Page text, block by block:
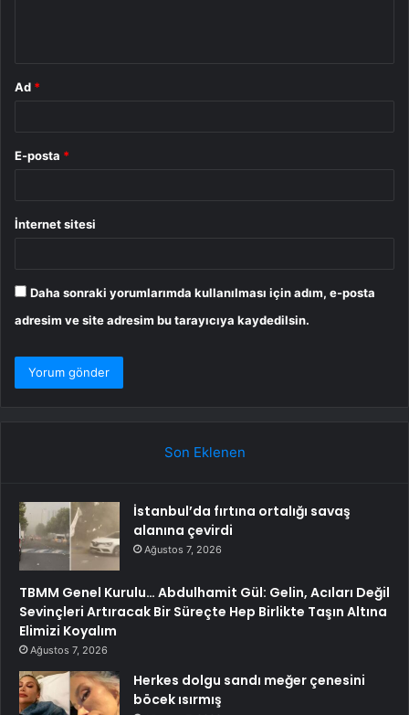
Ad *
E-posta *
İnternet sitesi
Daha sonraki yorumlarımda kullanılması için adım, e-posta
adresim ve site adresim bu tarayıcıya kaydedilsin.
Son Eklenen
İstanbul’da fırtına ortalığı savaş
alanına çevirdi
Ağustos 7, 2026
TBMM Genel Kurulu… Abdulhamit Gül: Gelin, Acıları Değil
Sevinçleri Artıracak Bir Süreçte Hep Birlikte Taşın Altına
Elimizi Koyalım
Ağustos 7, 2026
Herkes dolgu sandı meğer çenesini
böcek ısırmış